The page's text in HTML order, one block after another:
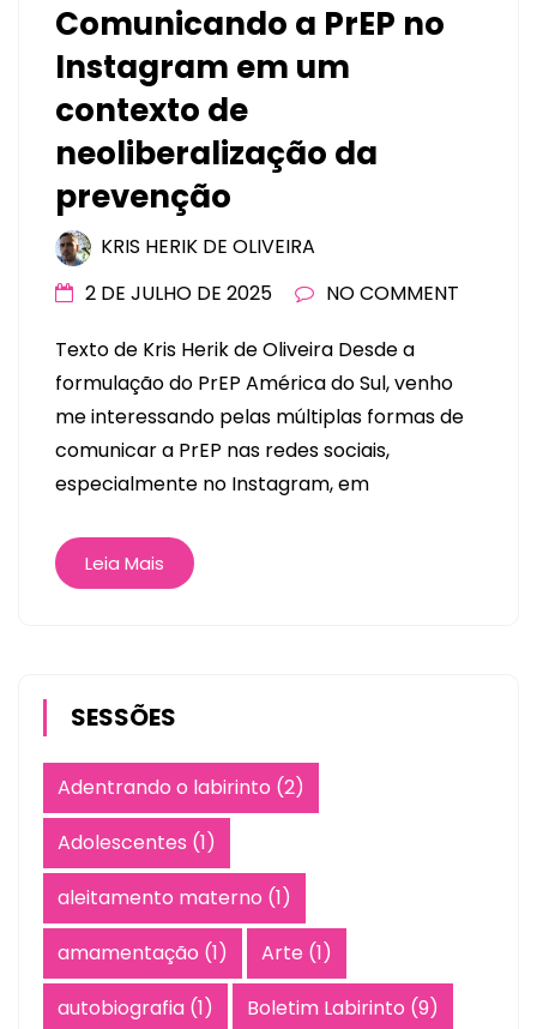
Comunicando a PrEP no
Instagram em um
contexto de
neoliberalização da
prevenção
KRIS HERIK DE OLIVEIRA
2 DE JULHO DE 2025
NO COMMENT
Texto de Kris Herik de Oliveira Desde a
formulação do PrEP América do Sul, venho
me interessando pelas múltiplas formas de
comunicar a PrEP nas redes sociais,
especialmente no Instagram, em
Leia Mais
SESSÕES
Adentrando o labirinto (2)
Adolescentes (1)
aleitamento materno (1)
amamentação (1) Arte (1)
autobiografia (1) Boletim Labirinto (9)